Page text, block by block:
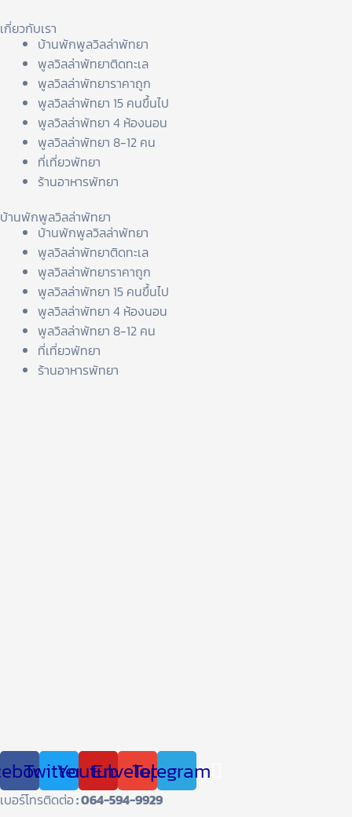
เกี่ยวกับเรา
บ้านพักพูลวิลล่าพัทยา
พูลวิลล่าพัทยาติดทะเล
พูลวิลล่าพัทยาราคาถูก
พูลวิลล่าพัทยา 15 คนขึ้นไป
พูลวิลล่าพัทยา 4 ห้องนอน
พูลวิลล่าพัทยา 8-12 คน
ที่เที่ยวพัทยา
ร้านอาหารพัทยา
บ้านพักพูลวิลล่าพัทยา
บ้านพักพูลวิลล่าพัทยา
พูลวิลล่าพัทยาติดทะเล
พูลวิลล่าพัทยาราคาถูก
พูลวิลล่าพัทยา 15 คนขึ้นไป
พูลวิลล่าพัทยา 4 ห้องนอน
พูลวิลล่าพัทยา 8-12 คน
ที่เที่ยวพัทยา
ร้านอาหารพัทยา
TwitterYoutubeEnvelopeTelegram
เบอร์โทรติดต่อ: 064-594-9929